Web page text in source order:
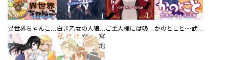
異世界ちゃんこ～横綱目前に召喚されたんだが～ 【連載版】 白き乙女の人狼（ウェアウルフ） 【連載版】 ご主人様には吸わせません！ 【連載版】 かのとこと～武蔵花町怪話譚～ 【連載版】